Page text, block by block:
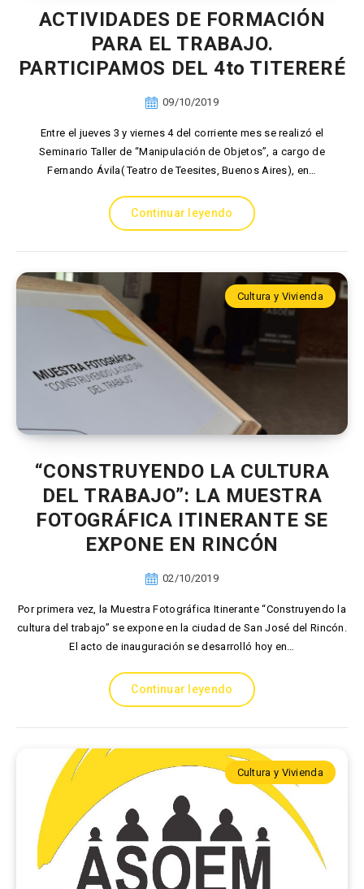
ACTIVIDADES DE FORMACIÓN
PARA EL TRABAJO.
PARTICIPAMOS DEL 4to TITERERÉ
09/10/2019
Entre el jueves 3 y viernes 4 del corriente mes se realizó el
Seminario Taller de “Manipulación de Objetos”, a cargo de
Fernando Ávila( Teatro de Teesites, Buenos Aires), en…
Continuar leyendo
Cultura y Vivienda
“CONSTRUYENDO LA CULTURA
DEL TRABAJO”: LA MUESTRA
FOTOGRÁFICA ITINERANTE SE
EXPONE EN RINCÓN
02/10/2019
Por primera vez, la Muestra Fotográfica Itinerante “Construyendo la
cultura del trabajo” se expone en la ciudad de San José del Rincón.
El acto de inauguración se desarrolló hoy en…
Continuar leyendo
Cultura y Vivienda